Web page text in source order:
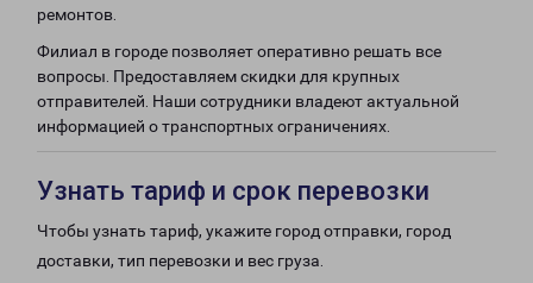
ремонтов.
Филиал в городе позволяет оперативно решать все
вопросы. Предоставляем скидки для крупных
отправителей. Наши сотрудники владеют актуальной
информацией о транспортных ограничениях.
Узнать тариф и срок перевозки
Чтобы узнать тариф, укажите город отправки, город
доставки, тип перевозки и вес груза.